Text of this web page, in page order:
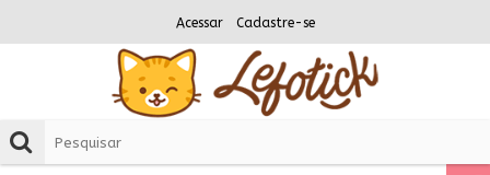
Acessar Cadastre-se